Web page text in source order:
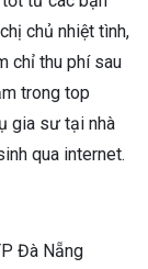
chủ nhiệt tình,
chỉ thu phí sau
trong top
gia sư tại nhà
qua internet.
Đà Nẵng